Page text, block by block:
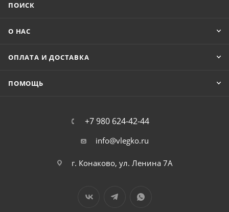
ПОИСК
О НАС
ОПЛАТА И ДОСТАВКА
ПОМОЩЬ
+7 980 624-42-44
info@vlegko.ru
г. Конаково, ул. Ленина 7А